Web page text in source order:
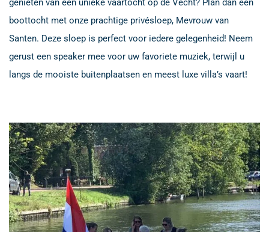
genieten van een unieke vaartocht op de Vecht? Plan dan een
boottocht met onze prachtige privésloep, Mevrouw van
Santen. Deze sloep is perfect voor iedere gelegenheid! Neem
gerust een speaker mee voor uw favoriete muziek, terwijl u
langs de mooiste buitenplaatsen en meest luxe villa’s vaart!